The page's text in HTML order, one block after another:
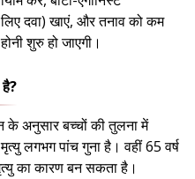
दवा) खाएं, और तनाव को कम
शुरु हो जाएगी।
के अनुसार बच्चों की तुलना में
लगभग पांच गुना है। वहीं 65 वर्ष
का कारण बन सकता है।